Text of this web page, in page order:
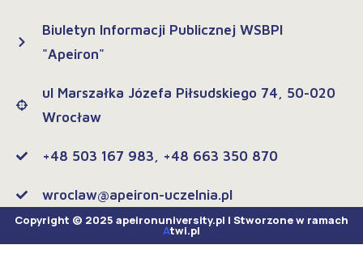
Biuletyn Informacji Publicznej WSBPI
"Apeiron"
ul Marszałka Józefa Piłsudskiego 74, 50-020
Wrocław
+48 503 167 983, +48 663 350 870
wroclaw@apeiron-uczelnia.pl
Copyright © 2025 apeironuniversity.pl | Stworzone w ramach
Atwi.pl